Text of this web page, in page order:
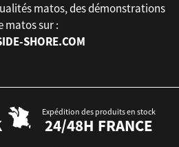
matos, des démonstrations
matos sur :
SHORE.COM
Expédition des produits en stock
24/48H FRANCE